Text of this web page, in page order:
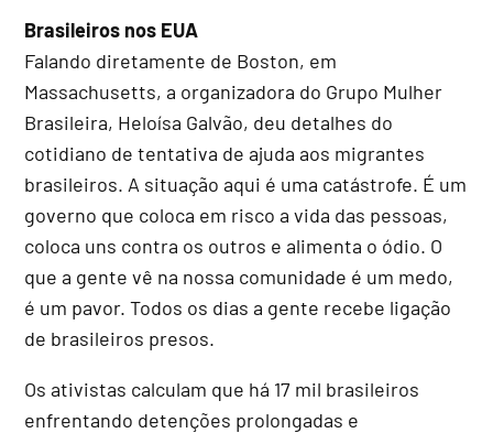
Brasileiros nos EUA
Falando diretamente de Boston, em
Massachusetts, a organizadora do Grupo Mulher
Brasileira, Heloísa Galvão, deu detalhes do
cotidiano de tentativa de ajuda aos migrantes
brasileiros. A situação aqui é uma catástrofe. É um
governo que coloca em risco a vida das pessoas,
coloca uns contra os outros e alimenta o ódio. O
que a gente vê na nossa comunidade é um medo,
é um pavor. Todos os dias a gente recebe ligação
de brasileiros presos.
Os ativistas calculam que há 17 mil brasileiros
enfrentando detenções prolongadas e